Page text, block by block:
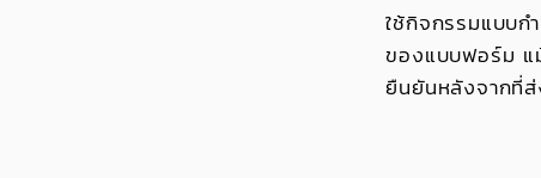
ใช้กิจกรรมแบบก
ของแบบฟอร์ม แ
ยืนยันหลังจากที่